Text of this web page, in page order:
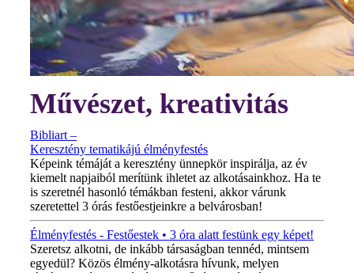
Művészet, kreativitás
Bibliart –
Keresztény tematikájú élményfestés
Képeink témáját a keresztény ünnepkör inspirálja, az év
kiemelt napjaiból merítünk ihletet az alkotásainkhoz. Ha te
is szeretnél hasonló témákban festeni, akkor várunk
szeretettel 3 órás festőestjeinkre a belvárosban!
Élményfestés - Festőestek • 3 óra alatt festünk egy képet!
Szeretsz alkotni, de inkább társaságban tennéd, mintsem
egyedül? Közös élmény-alkotásra hívunk, melyen